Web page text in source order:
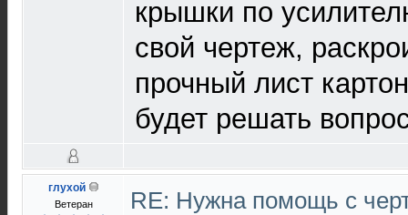
крышки по
свой чертеж,
прочный лист
будет решать
глухой
Ветеран
RE: Нужна помощь с